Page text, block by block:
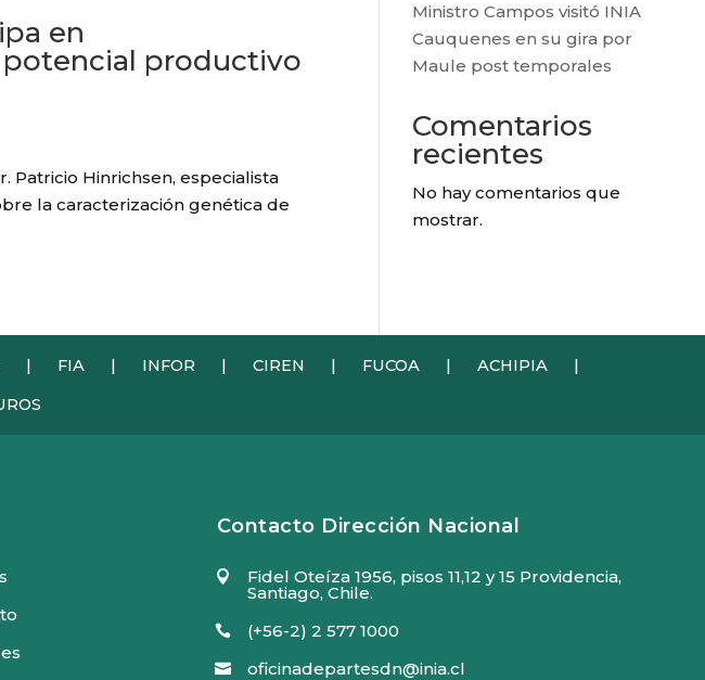
en
potencial productivo
Patricio Hinrichsen, especialista
la caracterización genética de
Ministro Campos visitó INIA
Cauquenes en su gira por
Maule post temporales
Comentarios
recientes
No hay comentarios que
mostrar.
FIA INFOR CIREN FUCOA ACHIPIA
Contacto Dirección Nacional
 Fidel Oteíza 1956, pisos 11,12 y 15 Providencia,
Santiago, Chile.
 (+56-2) 2 577 1000
 oficinadepartesdn@inia.cl